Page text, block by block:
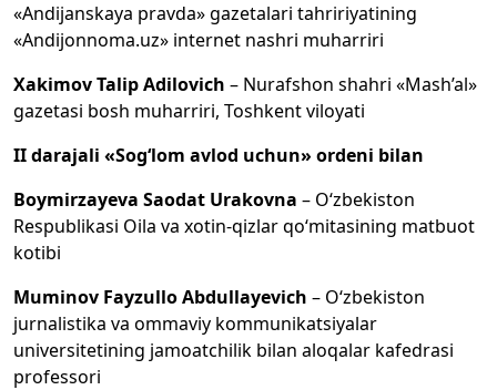
«Andijanskaya pravda» gazetalari tahririyatining
«Andijonnoma.uz» internet nashri muharriri
Xakimov Talip Adilovich – Nurafshon shahri «Mash’al»
gazetasi bosh muharriri, Toshkent viloyati
II darajali «Sog‘lom avlod uchun» ordeni bilan
Boymirzayeva Saodat Urakovna – O‘zbekiston
Respublikasi Oila va xotin-qizlar qo‘mitasining matbuot
kotibi
Muminov Fayzullo Abdullayevich – O‘zbekiston
jurnalistika va ommaviy kommunikatsiyalar
universitetining jamoatchilik bilan aloqalar kafedrasi
professori